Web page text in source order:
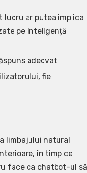
ar putea implica
pe inteligență
adecvat.
fie
limbajului natural
în timp ce
face ca chatbot-ul să